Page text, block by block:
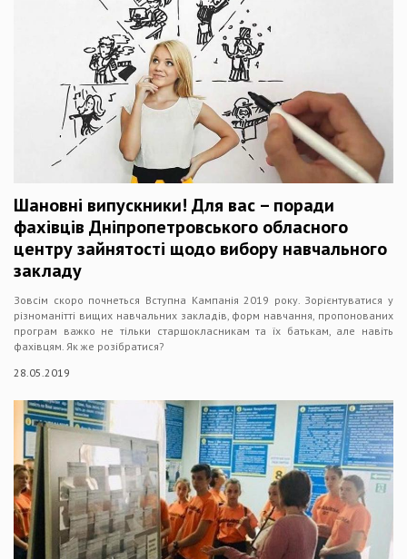
Шановні випускники! Для вас – поради
фахівців Дніпропетровського обласного
центру зайнятості щодо вибору навчального
закладу
Зовсім скоро почнеться Вступна Кампанія 2019 року. Зорієнтуватися у
різноманітті вищих навчальних закладів, форм навчання, пропонованих
програм важко не тільки старшокласникам та їх батькам, але навіть
фахівцям. Як же розібратися?
28.05.2019